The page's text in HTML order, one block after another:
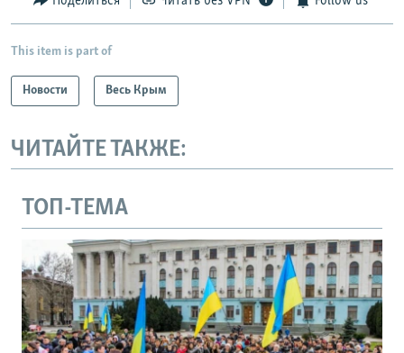
This item is part of
Новости Весь Крым
ЧИТАЙТЕ ТАКЖЕ:
ТОП-ТЕМА